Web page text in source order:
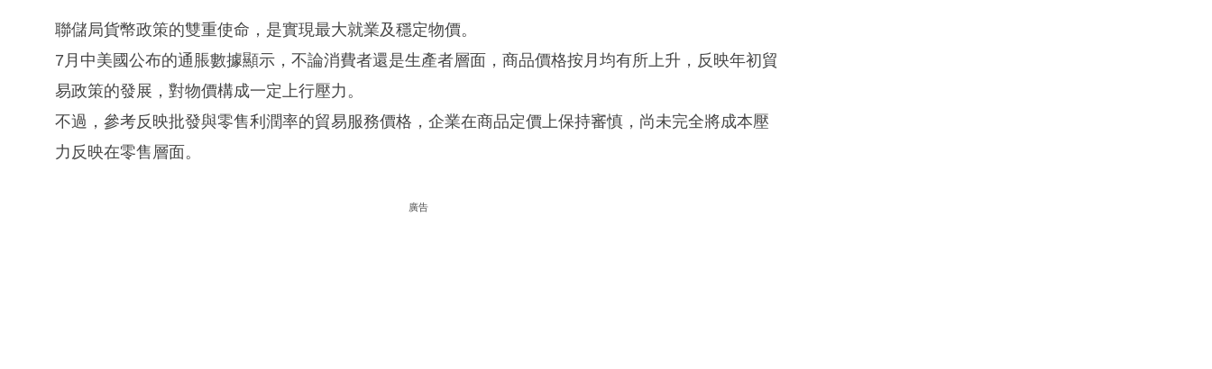
聯儲局貨幣政策的雙重使命，是實現最大就業及穩定物價。
7月中美國公布的通脹數據顯示，不論消費者還是生產者層面，商品價格按月均有所上升，反映年初貿
易政策的發展，對物價構成一定上行壓力。
不過，參考反映批發與零售利潤率的貿易服務價格，企業在商品定價上保持審慎，尚未完全將成本壓
力反映在零售層面。
廣告